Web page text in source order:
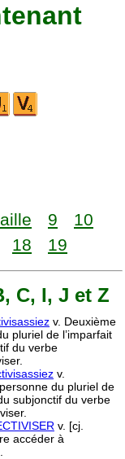
9
10
18 19
C, I, J et Z
v. Deuxième
pluriel de l’imparfait
du verbe
v.
du pluriel de
subjonctif du verbe
v. [cj.
accéder à